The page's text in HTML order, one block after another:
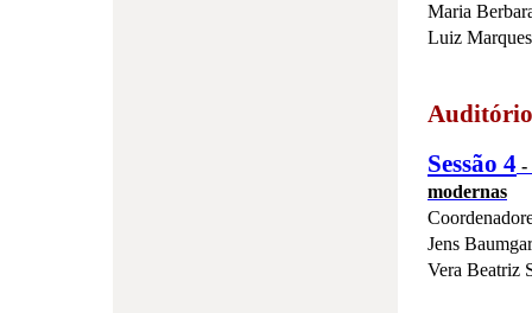
Maria
Luiz
Sessão 4 -
modernas
Jens
Vera Beatriz